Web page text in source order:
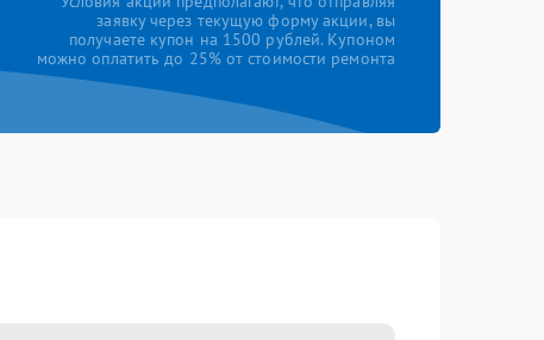
заявку через текущую форму акции, вы
получаете купон на 1500 рублей. Купоном
можно оплатить до 25% от стоимости ремонта